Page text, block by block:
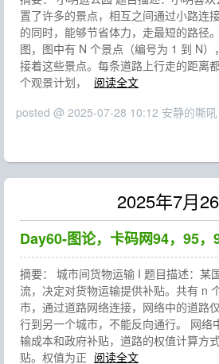
置了许多的景点，相互之间通过小路连
的同时，能够节省体力，走最短的路径
图，图中有 N 个景点（编号为 1 到 N
接着这些景点。每条道路上行走的距离
个观景计划，
阅读全文
posted @ 2025-07-28 10:12 安静的嘶吼
2025年7月
Day60-图论，卡码网94，95，
摘要： 城市间货物运输 I 题目描述：某
流，决定对货物运输提供补贴。共有 n
市，通过道路网络连接，网络中的道路
行到另一个城市，不能反向通行。 网络
输成本和政府补贴，道路的权值计算方
贴。权值为正 阅读全文